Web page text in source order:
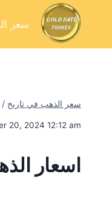
سعر
سعر الذهب في تاريخ /
20, 2024 12:12 am
اسعار الذهب